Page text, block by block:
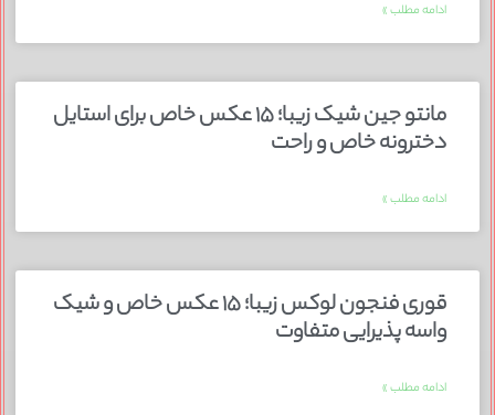
ادامه مطلب »
مانتو جین شیک زیبا؛ ۱۵ عکس خاص برای استایل
دخترونه خاص و راحت
ادامه مطلب »
قوری فنجون لوکس زیبا؛ ۱۵ عکس خاص و شیک
واسه پذیرایی متفاوت
ادامه مطلب »